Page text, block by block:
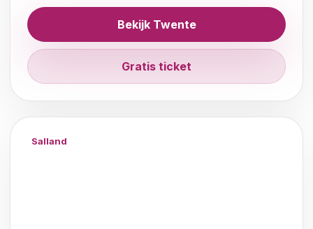
Bekijk Twente
Gratis ticket
Salland